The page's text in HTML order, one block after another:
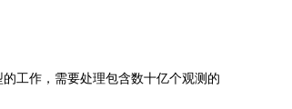
工作，需要处理包含数十亿个观测的